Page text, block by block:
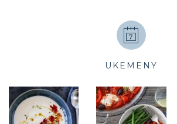
UKEMENY